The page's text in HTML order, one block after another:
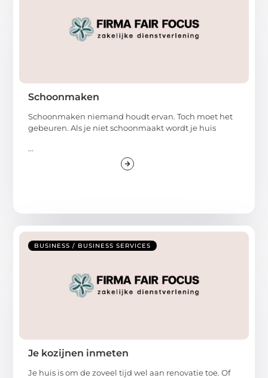
Schoonmaken
Schoonmaken niemand houdt ervan. Toch moet het
gebeuren. Als je niet schoonmaakt wordt je huis
...
BUSINESS / BUSINESS SERVICES
Je kozijnen inmeten
Je huis is om de zoveel tijd wel aan renovatie toe. Of